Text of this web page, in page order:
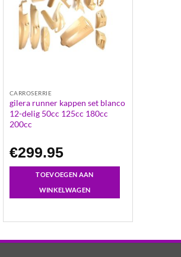
CARROSERRIE
gilera runner kappen set blanco
12-delig 50cc 125cc 180cc
200cc
€299.95
TOEVOEGEN AAN
WINKELWAGEN